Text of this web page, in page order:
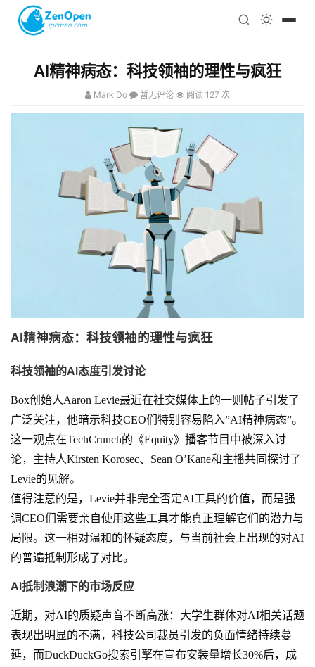
科技
心理
注册
AI精神病态：科技领袖的理性与疯狂
Mark Do 暂无评论 阅读 127 次
AI精神病态：科技领袖的理性与疯狂
科技领袖的AI态度引发讨论
Box创始人Aaron Levie最近在社交媒体上的一则帖子引发了
广泛关注，他暗示科技CEO们特别容易陷入”AI精神病态”。
这一观点在TechCrunch的《Equity》播客节目中被深入讨
论，主持人Kirsten Korosec、Sean O’Kane和主播共同探讨了
Levie的见解。
值得注意的是，Levie并非完全否定AI工具的价值，而是强
调CEO们需要亲自使用这些工具才能真正理解它们的潜力与
局限。这一相对温和的怀疑态度，与当前社会上出现的对AI
的普遍抵制形成了对比。
AI抵制浪潮下的市场反应
近期，对AI的质疑声音不断高涨：大学生群体对AI相关话题
表现出明显的不满，科技公司裁员引发的负面情绪持续蔓
延，而DuckDuckGo搜索引擎在宣布安装量增长30%后，成